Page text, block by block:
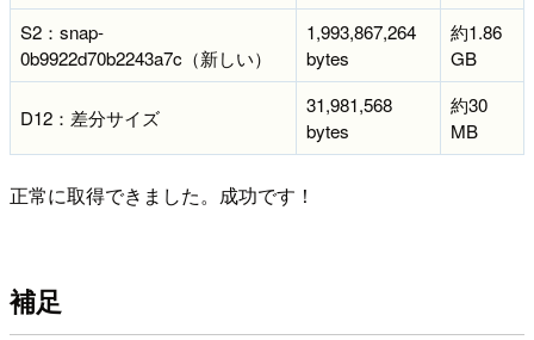
S2：snap-
0b9922d70b2243a7c（新しい）
1,993,867,264
bytes
約1.86
GB
D12：差分サイズ
31,981,568
bytes
約30
MB
正常に取得できました。成功です！
補足